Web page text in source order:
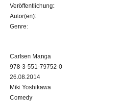
Veröffentlichung:
Autor(en):
Genre:
Carlsen Manga
978-3-551-79752-0
26.08.2014
Miki Yoshikawa
Comedy